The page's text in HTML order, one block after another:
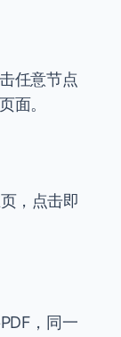
任意节点
面。
，点击即
，同一